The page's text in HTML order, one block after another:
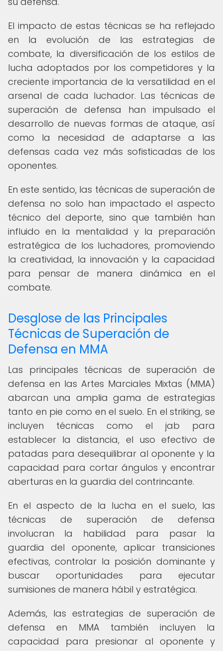
El impacto de estas técnicas se ha reflejado
en la evolución de las estrategias de
combate, la diversificación de los estilos de
lucha adoptados por los competidores y la
creciente importancia de la versatilidad en el
arsenal de cada luchador. Las técnicas de
superación de defensa han impulsado el
desarrollo de nuevas formas de ataque, así
como la necesidad de adaptarse a las
defensas cada vez más sofisticadas de los
oponentes.
En este sentido, las técnicas de superación de
defensa no solo han impactado el aspecto
técnico del deporte, sino que también han
influido en la mentalidad y la preparación
estratégica de los luchadores, promoviendo
la creatividad, la innovación y la capacidad
para pensar de manera dinámica en el
combate.
Desglose de las Principales
Técnicas de Superación de
Defensa en MMA
Las principales técnicas de superación de
defensa en las Artes Marciales Mixtas (MMA)
abarcan una amplia gama de estrategias
tanto en pie como en el suelo. En el striking, se
incluyen técnicas como el jab para
establecer la distancia, el uso efectivo de
patadas para desequilibrar al oponente y la
capacidad para cortar ángulos y encontrar
aberturas en la guardia del contrincante.
En el aspecto de la lucha en el suelo, las
técnicas de superación de defensa
involucran la habilidad para pasar la
guardia del oponente, aplicar transiciones
efectivas, controlar la posición dominante y
buscar oportunidades para ejecutar
sumisiones de manera hábil y estratégica.
Además, las estrategias de superación de
defensa en MMA también incluyen la
capacidad para presionar al oponente y